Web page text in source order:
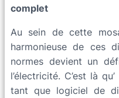
complet
Au sein de cette
harmonieuse de ces
normes devient un
l’électricité. C’est là
tant que logiciel de